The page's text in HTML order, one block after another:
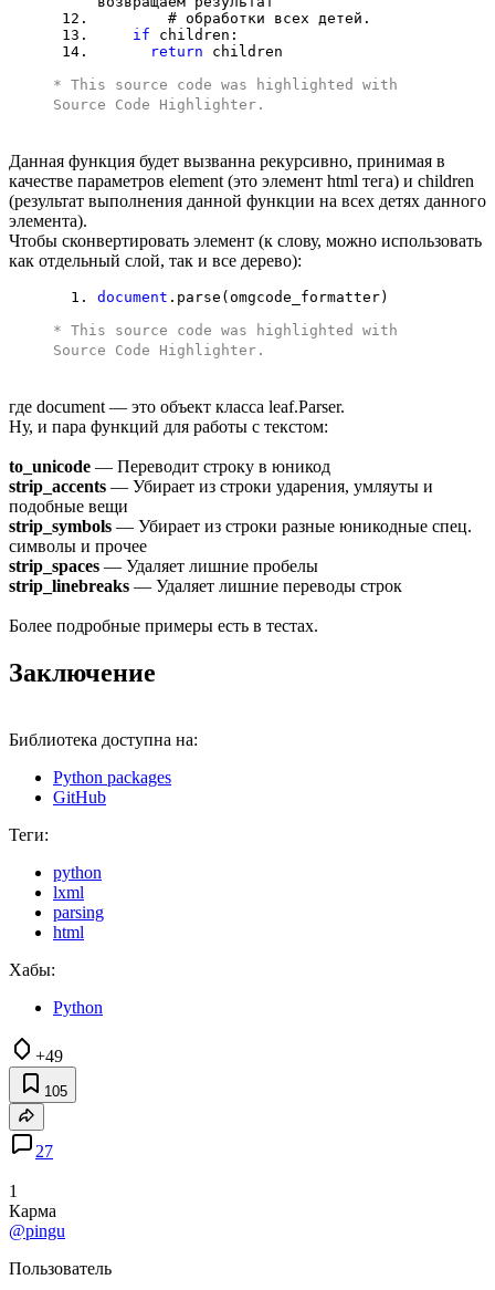
# обработки всех детей.
if children:
return children
* This source code was highlighted with
Source Code Highlighter .
Данная функция будет вызванна рекурсивно, принимая в
качестве параметров element (это элемент html тега) и children
(результат выполнения данной функции на всех детях данного
элемента).
Чтобы сконвертировать элемент (к слову, можно использовать
как отдельный слой, так и все дерево):
document .parse(omgcode_formatter)
* This source code was highlighted with
Source Code Highlighter .
где document — это объект класса leaf.Parser.
Ну, и пара функций для работы с текстом:
to_unicode — Переводит строку в юникод
strip_accents — Убирает из строки ударения, умляуты и
подобные вещи
strip_symbols — Убирает из строки разные юникодные спец.
символы и прочее
strip_spaces — Удаляет лишние пробелы
strip_linebreaks — Удаляет лишние переводы строк
Более подробные примеры есть в тестах.
Заключение
Библиотека доступна на:
Python packages
GitHub
Теги:
python
lxml
parsing
html
Хабы:
Python
+49
105
27
1
Карма
@pingu
Пользователь